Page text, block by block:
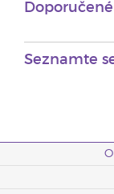
Seznamte